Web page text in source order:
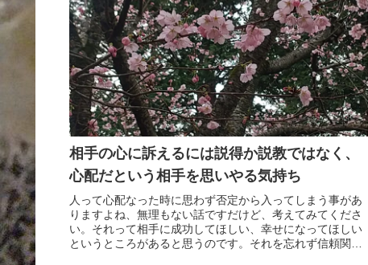
相手の心に訴えるには説得か説教ではなく、
心配だという相手を思いやる気持ち
人って心配なった時に思わず否定から入ってしまう事があ
りますよね、無理もない話ですだけど、考えてみてくださ
い。それって相手に成功してほしい、幸せになってほしい
というところがあると思うのです。それを忘れず信頼関係